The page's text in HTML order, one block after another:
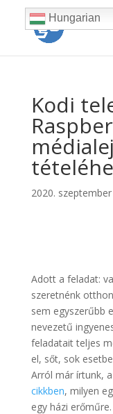
Kodi
2020. szeptember
Adott a feladat:
szeretnénk
sem egyszerűbb
nevezetű
feladatait teljes
el, sőt, sok
Arról már írtunk, a
cikkben, milyen
egy házi
Hungarian